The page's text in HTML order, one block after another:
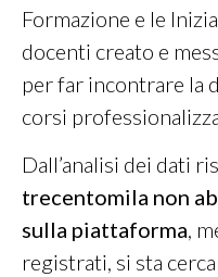
Formazione e le
docenti creato e
per far incontrare la
corsi
Dall’analisi dei dati
trecentomila non
sulla piattaforma,
registrati, si sta